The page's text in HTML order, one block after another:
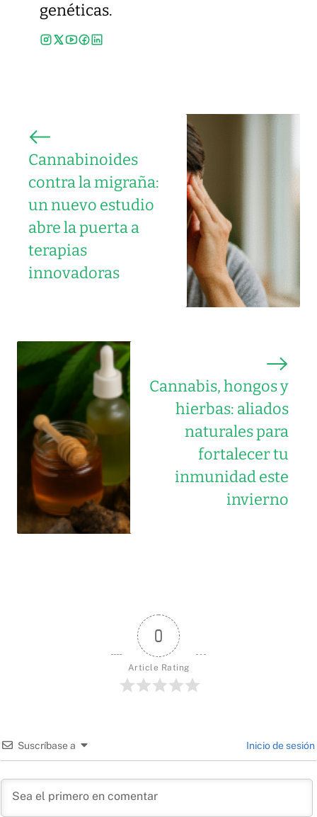
genéticas.
Cannabinoides
contra la migraña:
un nuevo estudio
abre la puerta a
terapias
innovadoras
Cannabis, hongos y
hierbas: aliados
naturales para
fortalecer tu
inmunidad este
invierno
0
Article Rating
Suscríbase a Inicio de sesión